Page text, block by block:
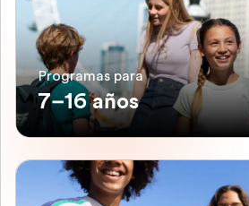
Programas para
7–16 años